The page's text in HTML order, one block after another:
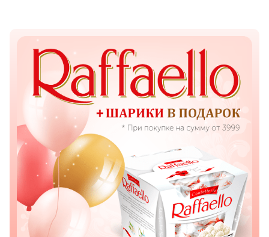
Цветы сестре
Показать еще
Цветы
Подсолнухи
Лизиантусы
Хризантемы
Лилии